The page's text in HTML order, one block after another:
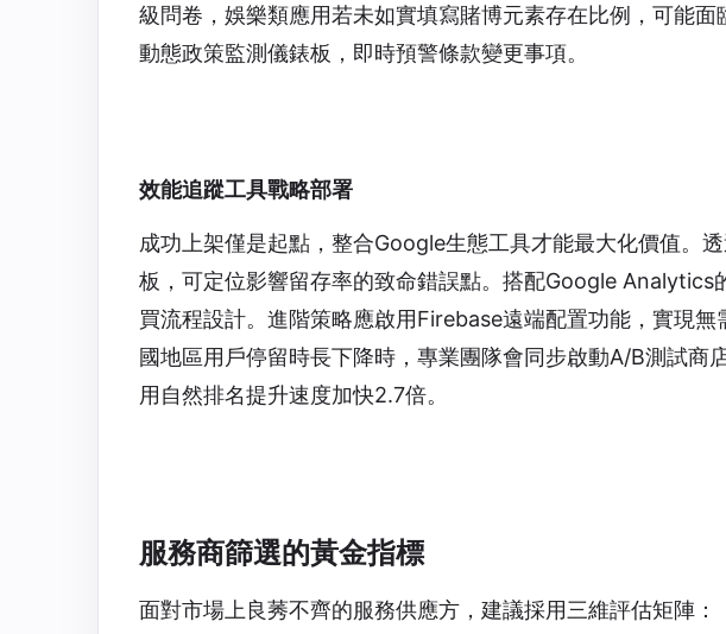
級問卷，娛樂類應用若未如實填寫賭博元素存在比例，可能
動態政策監測儀錶板，即時預警條款變更事項。
效能追蹤工具戰略部署
成功上架僅是起點，整合Google生態工具才能最大化價值。
板，可定位影響留存率的致命錯誤點。搭配Google Analytics
買流程設計。進階策略應啟用Firebase遠端配置功能，實現
國地區用戶停留時長下降時，專業團隊會同步啟動A/B測試商
用自然排名提升速度加快2.7倍。
服務商篩選的黃金指標
面對市場上良莠不齊的服務供應方，建議採用三維評估矩陣：